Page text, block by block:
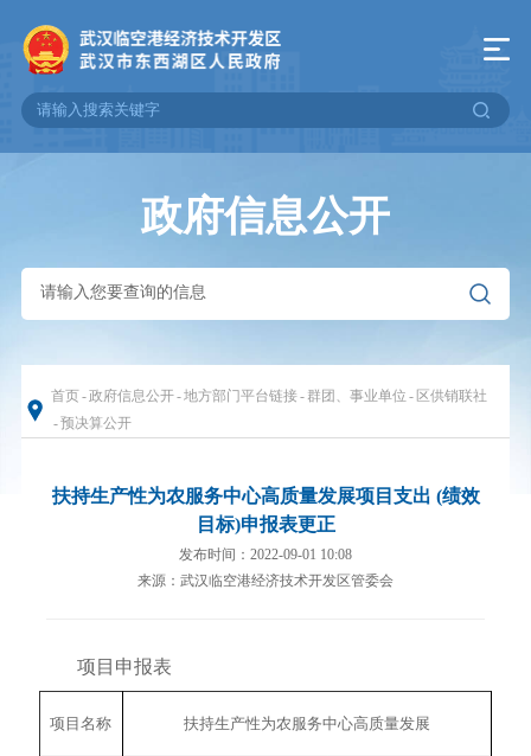
政府信息公开
首页-政府信息公开-地方部门平台链接- 群团、事业单位 - 区供销联社
-预决算公开
扶持生产性为农服务中心高质量发展项目支出 (绩效
目标)申报表更正
发布时间：2022-09-01 10:08
来源：武汉临空港经济技术开发区管委会
项目申报表
项目名称 扶持生产性为农服务中心高质量发展